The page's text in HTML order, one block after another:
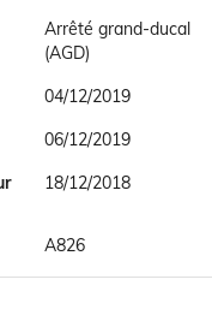
Arrêté grand-ducal
(AGD)
04/12/2019
06/12/2019
18/12/2018
A826